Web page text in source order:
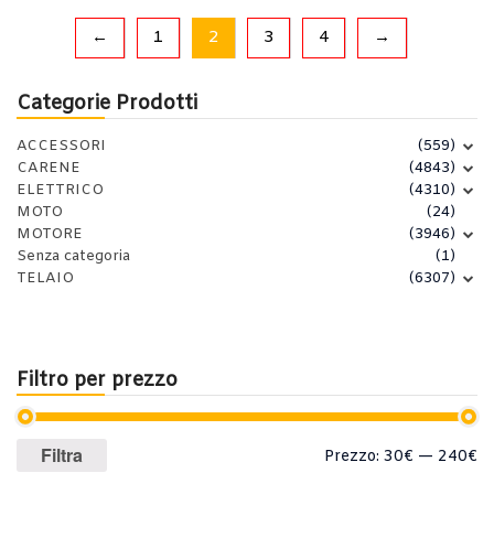
Categorie Prodotti
ACCESSORI
(559)
CARENE
(4843)
ELETTRICO
(4310)
MOTO
(24)
MOTORE
(3946)
Senza categoria
(1)
TELAIO
(6307)
Filtro per prezzo
Prezzo
Prezzo
Filtra Prezzo: 30€ — 240€
← 1 2 3 4 →